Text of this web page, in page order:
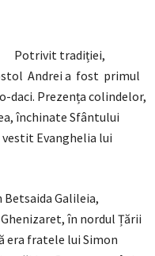
Potrivit tradiției,
Andrei a fost primul
daci. Prezența colindelor,
închinate Sfântului
vestit Evanghelia lui
Galileia,
în nordul Țării
era fratele lui Simon